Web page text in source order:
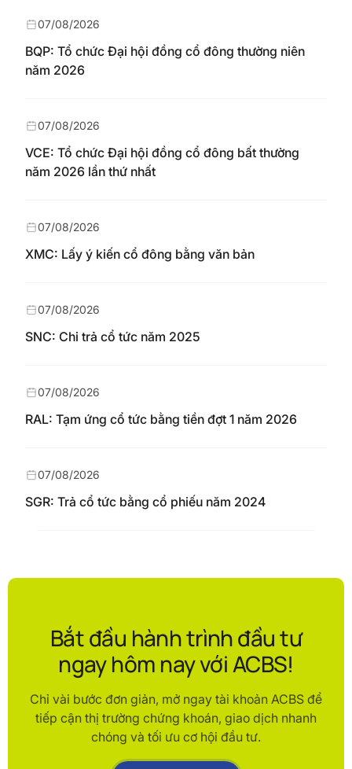
BQP: Tổ chức Đại hội đồng cổ đông thường niên
năm 2026
07/08/2026
VCE: Tổ chức Đại hội đồng cổ đông bất thường
năm 2026 lần thứ nhất
07/08/2026
XMC: Lấy ý kiến cổ đông bằng văn bản
07/08/2026
SNC: Chi trả cổ tức năm 2025
07/08/2026
RAL: Tạm ứng cổ tức bằng tiền đợt 1 năm 2026
07/08/2026
SGR: Trả cổ tức bằng cổ phiếu năm 2024
07/08/2026
Bắt đầu hành trình đầu tư
ngay hôm nay với ACBS!
Chỉ vài bước đơn giản, mở ngay tài khoản ACBS để
tiếp cận thị trường chứng khoán, giao dịch nhanh
chóng và tối ưu cơ hội đầu tư.